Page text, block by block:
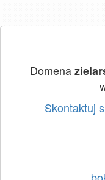
Domena
Skontaktuj